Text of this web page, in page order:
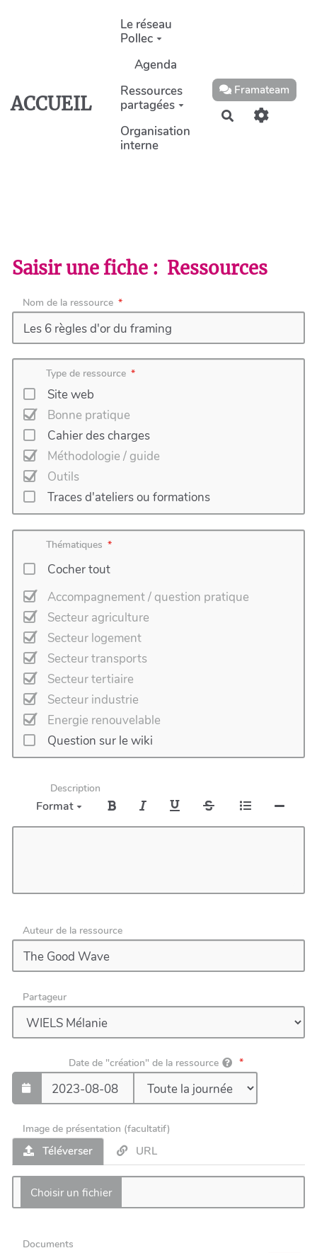
Aller au contenu principal
ACCUEIL
Le réseau
Pollec
Agenda
Ressources
partagées
Organisation
interne
Framateam
Rechercher
Saisir une fiche : Ressources
Nom de la ressource
Type de ressource
Site web
Bonne pratique
Cahier des charges
Méthodologie / guide
Outils
Traces d'ateliers ou formations
Thématiques
Cocher tout
Accompagnement / question pratique
Secteur agriculture
Secteur logement
Secteur transports
Secteur tertiaire
Secteur industrie
Energie renouvelable
Question sur le wiki
Description
Format
Auteur de la ressource
Partageur
Date de "création" de la ressource
Image de présentation (facultatif)
Téléverser URL
Documents